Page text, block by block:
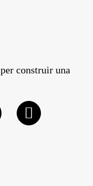
construir una